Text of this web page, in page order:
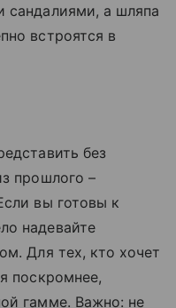
сандалиями, а шляпа
встроятся в
без
прошлого –
вы готовы к
надевайте
Для тех, кто хочет
поскромнее,
гамме. Важно: не